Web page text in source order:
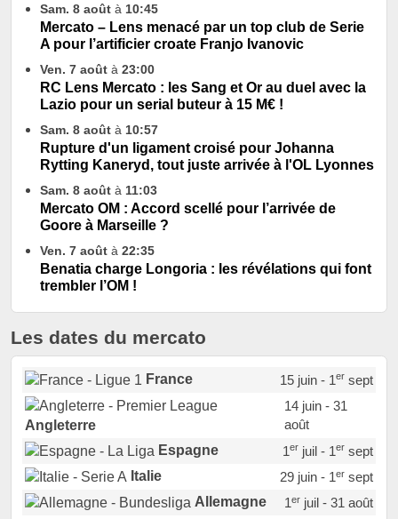
Sam. 8 août à 10:45
Mercato – Lens menacé par un top club de Serie
A pour l’artificier croate Franjo Ivanovic
Ven. 7 août à 23:00
RC Lens Mercato : les Sang et Or au duel avec la
Lazio pour un serial buteur à 15 M€ !
Sam. 8 août à 10:57
Rupture d'un ligament croisé pour Johanna
Rytting Kaneryd, tout juste arrivée à l'OL Lyonnes
Sam. 8 août à 11:03
Mercato OM : Accord scellé pour l’arrivée de
Goore à Marseille ?
Ven. 7 août à 22:35
Benatia charge Longoria : les révélations qui font
trembler l’OM !
Les dates du mercato
France 15 juin - 1ersept
Angleterre
14 juin - 31
août
Espagne
1erjuil - 1ersept
Italie
29 juin - 1ersept
Allemagne
1erjuil - 31 août